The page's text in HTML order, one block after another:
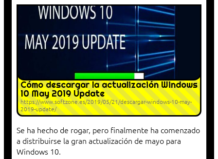
Cómo descargar la actualización Windows
10 May 2019 Update
https://www.softzone.es/2019/05/21/descargar-windows-10-may-
2019-update/
Se ha hecho de rogar, pero finalmente ha comenzado
a distribuirse la gran actualización de mayo para
Windows 10.